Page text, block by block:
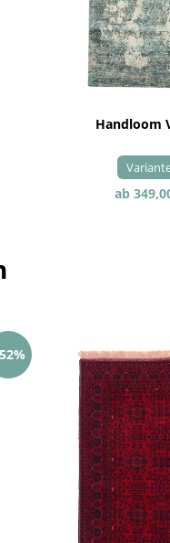
Handloom
ab